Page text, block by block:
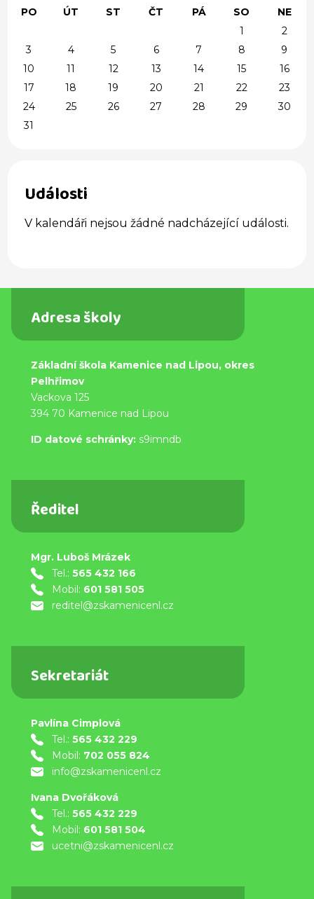
PO ÚT ST ČT PÁ SO
NE
1
2
3
4 5 6 7 8
9
10
11 12 13 14 15
16
17
18 19 20 21 22
23
24
25 26 27 28 29
30
31
Události
V kalendáři nejsou žádné nadcházející události.
Adresa školy
Základní škola Kamenice nad Lipou, okres
Pelhřimov
Vackova 125
394 70 Kamenice nad Lipou
ID datové schránky: s9imndb
Ředitel
Mgr. Luboš Mrázek
Tel.: 565 432 166
Mobil: 601 581 505
reditel@zskamenicenl.cz
Sekretariát
Pavlína Cimplová
Tel.: 565 432 229
Mobil: 702 055 824
info@zskamenicenl.cz
Ivana Dvořáková
Tel.: 565 432 229
Mobil: 601 581 504
ucetni@zskamenicenl.cz